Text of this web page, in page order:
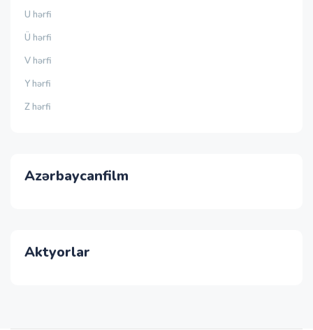
U hərfi
Ü hərfi
V hərfi
Y hərfi
Z hərfi
Azərbaycanfilm
Aktyorlar